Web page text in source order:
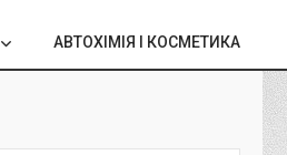
АВТОХІМІЯ І КОСМЕТИКА